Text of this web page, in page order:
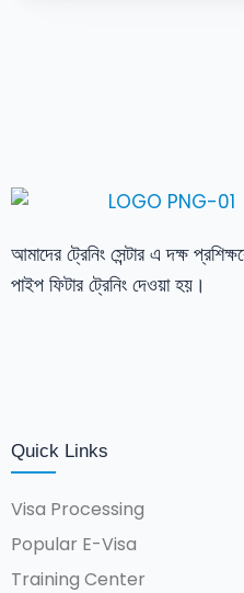
আমাদের ট্রেনিং সেন্টার এ দক্ষ
পাইপ ফিটার ট্রেনিং দেওয়া হয়।
Quick Links
Visa Processing
Popular E-Visa
Training Center